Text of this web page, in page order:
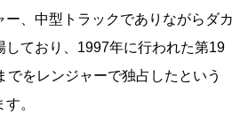
ー、中型トラックでありながらダカ
しており、1997年に行われた第19
でをレンジャーで独占したという
。